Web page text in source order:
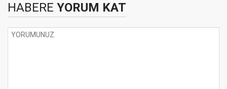
HABERE YORUM KAT